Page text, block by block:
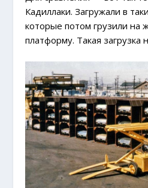
Кадиллаки. Загружали в
которые потом грузили на
платформу. Такая загрузка